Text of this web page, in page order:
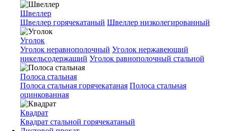
Швеллер
Швеллер горячекатаный Швеллер низколегированный
Уголок
Уголок неравнополочный Уголок нержавеющий
никельсодержащий Уголок равнополочный стальной
Полоса стальная
Полоса стальная горячекатаная Полоса стальная
оцинкованная
Квадрат
Квадрат стальной горячекатаный